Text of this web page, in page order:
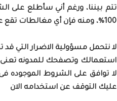
تتم بيننا، ورغم أني سأطلع على
100%، ومنه فإن أي مغالطات تقع على مسؤولية أصحابها.
لا نتحمل مسؤولية الاضرار
استعمالك وتصفحك للمدونه تعنى
لا توافق على الشروط
عليك التوقف عن استخدامه الان